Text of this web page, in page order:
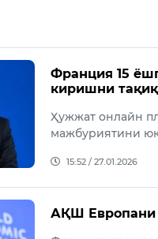
Франция 15
киришни
Ҳужжат онлайн
мажбуриятини
15:52 / 27.01.2026
АҚШ Европани